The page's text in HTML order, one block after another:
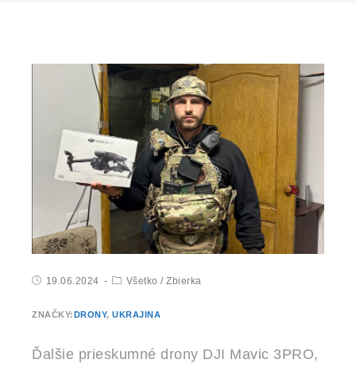
19.06.2024 Všetko / Zbierka
ZNAČKY:DRONY, UKRAJINA
Ďalšie prieskumné drony DJI Mavic 3PRO,